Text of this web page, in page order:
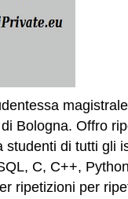
magistrale
Bologna. Offro
studenti di tutti gli
C, C++,
ripetizioni per